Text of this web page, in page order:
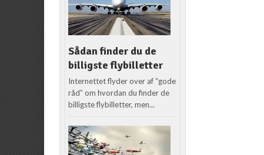
Sådan finder du de
billigste flybilletter
Internettet flyder over af “gode
råd” om hvordan du finder de
billigste flybilletter, men...